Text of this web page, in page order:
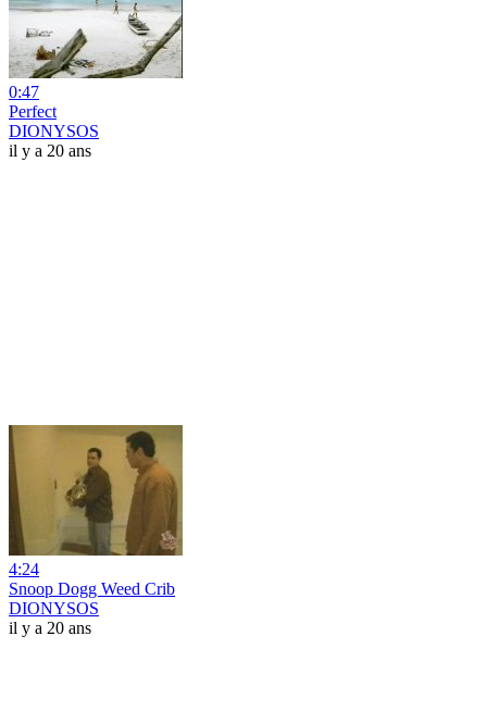
0:47
Perfect
DIONYSOS
il y a 20 ans
4:24
Snoop Dogg Weed Crib
DIONYSOS
il y a 20 ans